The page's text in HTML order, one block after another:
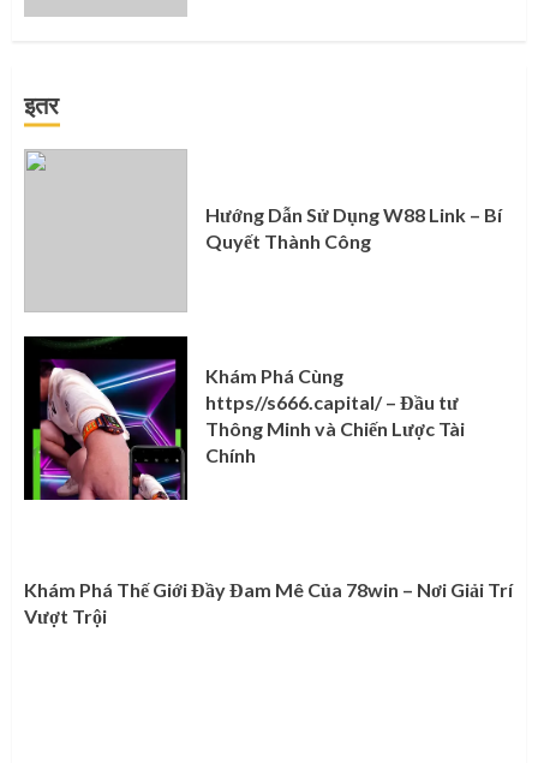
इतर
Hướng Dẫn Sử Dụng W88 Link – Bí
Quyết Thành Công
Khám Phá Cùng
https//s666.capital/ – Đầu tư
Thông Minh và Chiến Lược Tài
Chính
Khám Phá Thế Giới Đầy Đam Mê Của 78win – Nơi Giải Trí
Vượt Trội